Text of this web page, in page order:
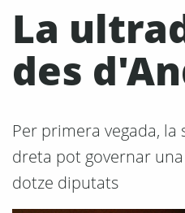
La
des
Per primera vegada,
dreta pot governar
dotze diputats